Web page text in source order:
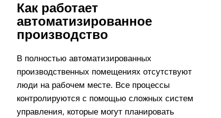
Как работает
автоматизированное
производство
В полностью автоматизированных
производственных помещениях отсутствуют
люди на рабочем месте. Все процессы
контролируются с помощью сложных систем
управления, которые могут планировать